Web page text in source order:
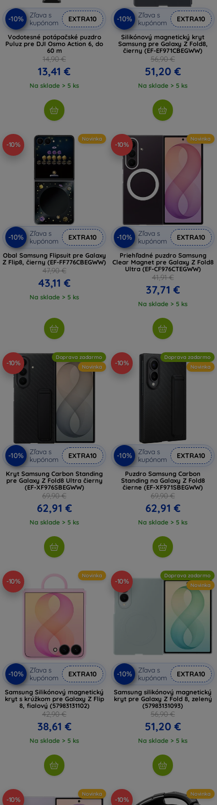
-10%
Zľava s
kupónom
EXTRA10
Vodotesné potápačské puzdro
Puluz pre DJI Osmo Action 6, do
60 m
14,90 €
13,41 €
Na sklade > 5 ks
-10%
Zľava s
kupónom
EXTRA10
Silikónový magnetický kryt
Samsung pre Galaxy Z Fold8,
čierny (EF-EF971CBEGWW)
56,90 €
51,20 €
Na sklade > 5 ks
-10%
Novinka
-10%
Zľava s
kupónom
EXTRA10
Obal Samsung Flipsuit pre Galaxy
Z Flip8, čierny (EF-FF776CBEGWW)
47,90 €
43,11 €
Na sklade > 5 ks
-10%
Novinka
-10%
Zľava s
kupónom
EXTRA10
Priehľadné puzdro Samsung
Clear Magnet pre Galaxy Z Fold8
Ultra (EF-CF976CTEGWW)
41,91 €
37,71 €
Na sklade > 5 ks
-10%
Doprava zadarmo
Novinka
-10%
Zľava s
kupónom
EXTRA10
Kryt Samsung Carbon Standing
pre Galaxy Z Fold8 Ultra čierny
(EF-XF976SBEGWW)
69,90 €
62,91 €
Na sklade > 5 ks
-10%
Doprava zadarmo
Novinka
-10%
Zľava s
kupónom
EXTRA10
Puzdro Samsung Carbon
Standing na Galaxy Z Fold8
čierne (EF-XF971SBEGWW)
69,90 €
62,91 €
Na sklade > 5 ks
-10%
Novinka
-10%
Zľava s
kupónom
EXTRA10
Samsung Silikónový magnetický
kryt s krúžkom pre Galaxy Z Flip
8, fialový (57983131102)
42,90 €
38,61 €
Na sklade > 5 ks
-10%
Doprava zadarmo
Novinka
-10%
Zľava s
kupónom
EXTRA10
Samsung silikónový magnetický
kryt pre Galaxy Z Fold 8, zelený
(57983131093)
56,90 €
51,20 €
Na sklade > 5 ks
-10%
Novinka
-10%
Novinka